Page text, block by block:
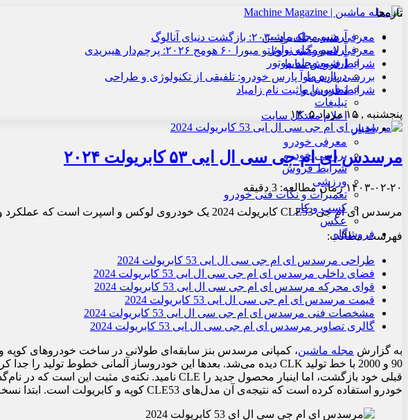
آرشیو مجله ماشین
آرشیو مجله نوآور
آرشیو مجله موتور
درباره ما
تماس با ما
تبلیغات
اعلام مشکل سایت
اخبار
معرفی خودرو
بررسی خودرو
شرایط فروش
ورزشی
تعمیرات و نکات فنی خودرو
کسب و کار
عکس
فروشگاه
تازه‌ها
معرفی هنسی بلک‌برد ۲۰۳۰: بازگشت دنیای آنالوگ
معرفی لامبورگینی روئلتو میورا ۶۰ هومج ۲۰۲۶: پرچم‌دار هیبریدی
شرایط فروش سایپا
بررسی پارس نوآ پارس خودرو: تلفیقی از تکنولوژی و طراحی
شرایط فروش و ثبت نام زامیاد
پنجشنبه , ۱۵ مرداد ۱۴۰۵
مرسدس ای ام جی سی ال ایی ۵۳ کابریولت ۲۰۲۴
۱۴۰۳-۰۲-۲۰زمان مطالعه: 3 دقیقه
مرسدس ای ام جی CLE53 کابریولت 2024 یک خودروی لوکس و اسپرت است که عملکرد و هندلینگ عالی را با فضای داخلی جادار و راحت ترکیب می کند.
فهرست مطالب:
طراحی مرسدس ای ام جی سی ال ایی 53 کابریولت 2024
فضای داخلی مرسدس ای ام جی سی ال ایی 53 کابریولت 2024
قوای محرکه مرسدس ای ام جی سی ال ایی 53 کابریولت 2024
قیمت مرسدس ای ام جی سی ال ایی 53 کابریولت 2024
مشخصات فنی مرسدس ای ام جی سی ال ایی 53 کابریولت 2024
گالری تصاویر مرسدس ای ام جی سی ال ایی 53 کابریولت 2024
به گزارش مجله ماشین
خودرو استفاده کرده است که نتیجه‌ی آن مدل‌های CLE53 کوپه و کابریولت است. ابتدا نسخه سقف فلزی (Hard-top) عرضه شد و سپس نسخه‌ی روباز آن دقیقا به موقع برای تابستان 2024 معرفی گردید.